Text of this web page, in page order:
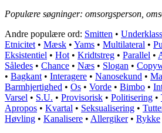
Populære søgninger: omsorgsperson,
Andre populære ord: Smitten •
Etnicitet • Mæsk • Yams • Multilateral •
Eksistentiel • Hot • Kridtstreg • Parallel •
Således • Chance • Næs • Slogan •
• Bagkant • Interagere • Nanosekund •
Barmhjertighed • Os • Vorde • Bimbo •
Varsel • S.U. • Provisorisk • Politisering •
Apropos • Kvartal • Seksualisering •
Høvling • Kanalisere • Allergiker• Rykke